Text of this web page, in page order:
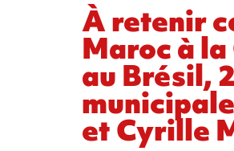
À retenir
Maroc à
au Brésil,
et Cyrille